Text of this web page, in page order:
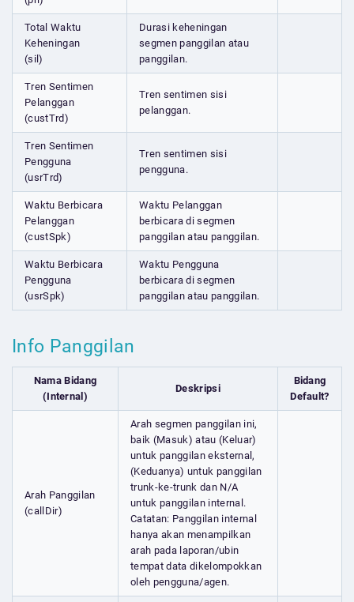
Total Waktu
Keheningan
(sil)
Durasi keheningan
segmen panggilan atau
panggilan.
Tren Sentimen
Pelanggan
(custTrd)
Tren sentimen sisi
pelanggan.
Tren Sentimen
Pengguna
(usrTrd)
Tren sentimen sisi
pengguna.
Waktu Berbicara
Pelanggan
(custSpk)
Waktu Pelanggan
berbicara di segmen
panggilan atau panggilan.
Waktu Berbicara
Pengguna
(usrSpk)
Waktu Pengguna
berbicara di segmen
panggilan atau panggilan.
Info Panggilan
Nama Bidang
(Internal)
Deskripsi
Bidang
Default?
Arah Panggilan
(callDir)
Arah segmen panggilan ini,
baik (Masuk) atau (Keluar)
untuk panggilan eksternal,
(Keduanya) untuk panggilan
trunk-ke-trunk dan N/A
untuk panggilan internal.
Catatan: Panggilan internal
hanya akan menampilkan
arah pada laporan/ubin
tempat data dikelompokkan
oleh pengguna/agen.